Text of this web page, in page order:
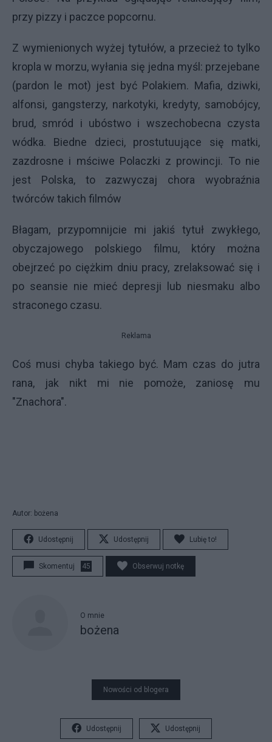
przy pizzy i paczce popcornu.
Z wymienionych wyżej tytułów, a przecież to tylko
kropla w morzu, wyłania się jedna myśl: przejebane
(pardon le mot) jest być Polakiem. Mafia, dziwki,
alfonsi, gangsterzy, narkotyki, kredyty, samobójcy,
brud, smród i ubóstwo i wszechobecna czysta
wódka. Biedne dzieci, prostutuujące się matki,
zazdrosne i mściwe Polaczki z prowincji. To nie
jest Polska, to zazwyczaj chora wyobraźnia
twórców takich filmów
Błagam, przypomnijcie mi jakiś tytuł zwykłego,
obyczajowego polskiego filmu, który można
obejrzeć po ciężkim dniu pracy, zrelaksować się i
po seansie nie mieć depresji lub niesmaku albo
straconego czasu.
Reklama
Coś musi chyba takiego być. Mam czas do jutra
rana, jak nikt mi nie pomoże, zaniosę mu
"Znachora".
Autor: bożena
Udostępnij Udostępnij Lubię to!
Skomentuj 45 Obserwuj notkę
O mnie
bożena
Nowości od blogera
Udostępnij Udostępnij